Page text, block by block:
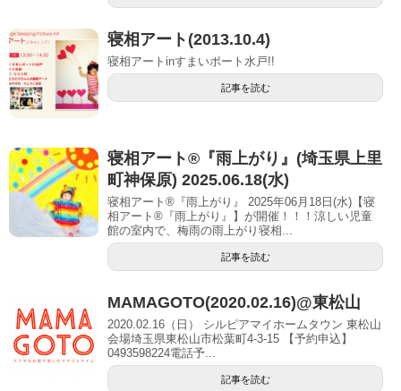
寝相アート(2013.10.4)
寝相アートinすまいポート水戸!!
記事を読む
寝相アート®︎『雨上がり』(埼玉県上里
町神保原) 2025.06.18(水)
寝相アート®『雨上がり』 2025年06月18日(水)【寝
相アート®︎『雨上がり』】が開催！！！涼しい児童
館の室内で、梅雨の雨上がり寝相...
記事を読む
MAMAGOTO(2020.02.16)@東松山
2020.02.16（日） シルピアマイホームタウン 東松山
会場埼玉県東松山市松葉町4-3-15 【予約申込】
0493598224電話予...
記事を読む